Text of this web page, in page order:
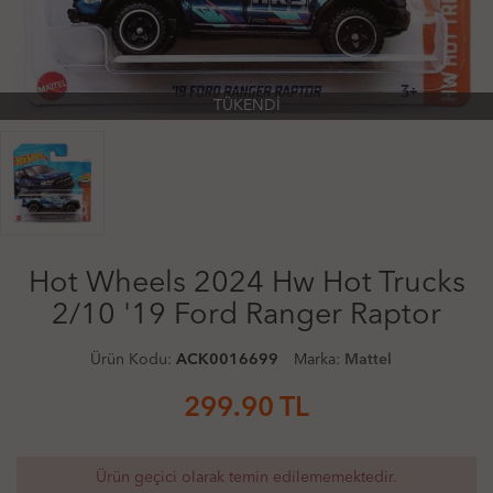
TÜKENDİ
Hot Wheels 2024 Hw Hot Trucks
2/10 '19 Ford Ranger Raptor
Ürün Kodu: ACK0016699 Marka: Mattel
299.90 TL
Ürün geçici olarak temin edilememektedir.